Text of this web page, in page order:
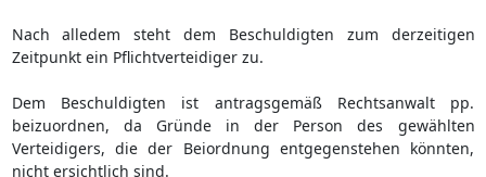
Nach alledem steht dem Beschuldigten zum derzeitigen
Zeitpunkt ein Pflichtverteidiger zu.
Dem Beschuldigten ist antragsgemäß Rechtsanwalt pp.
beizuordnen, da Gründe in der Person des gewählten
Verteidigers, die der Beiordnung entgegenstehen könnten,
nicht ersichtlich sind.